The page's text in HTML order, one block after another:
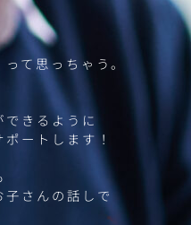
て思っちゃう。
きるように
ートします！
さんの話しで